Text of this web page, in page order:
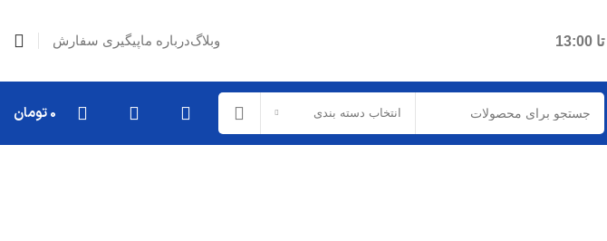
وبلاگدرباره ماپیگیری سفارش
انتخاب دسته بندی 0تومان